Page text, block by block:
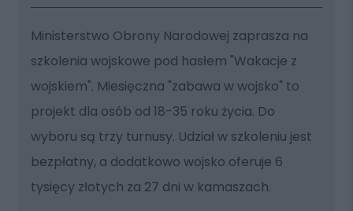
Ministerstwo Obrony Narodowej zaprasza na
szkolenia wojskowe pod hasłem "Wakacje z
wojskiem". Miesięczna "zabawa w wojsko" to
projekt dla osób od 18-35 roku życia. Do
wyboru są trzy turnusy. Udział w szkoleniu jest
bezpłatny, a dodatkowo wojsko oferuje 6
tysięcy złotych za 27 dni w kamaszach.